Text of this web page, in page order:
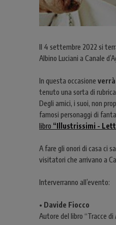
Il 4 settembre 2022 si
Albino Luciani a Canale
In questa occasione
tenuto una sorta di
Degli amici, i suoi, non
famosi personaggi di
libro “Illustrissimi -
A fare gli onori di casa ci
visitatori che arrivano a
Interverranno all’evento:
• Davide Fiocco
Autore del libro “Tracce